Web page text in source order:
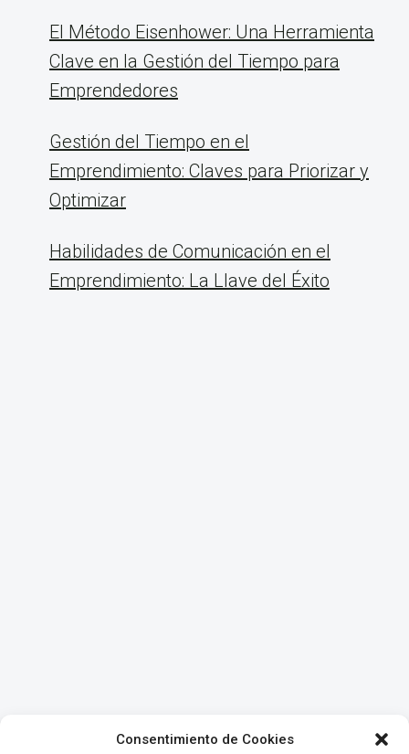
Consentimiento de Cookies
El Método Eisenhower: Una Herramienta
Clave en la Gestión del Tiempo para
Emprendedores
Gestión del Tiempo en el
Emprendimiento: Claves para Priorizar y
Optimizar
Habilidades de Comunicación en el
Emprendimiento: La Llave del Éxito